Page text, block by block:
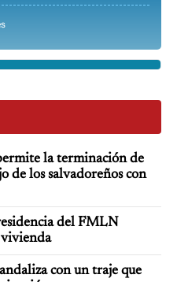
la terminación de
de los salvadoreños con
del FMLN
vivienda
con un traje que